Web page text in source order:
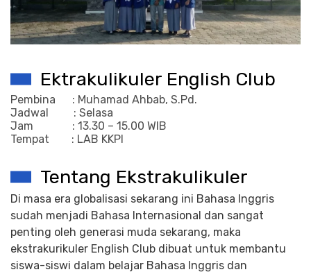
Ektrakulikuler English Club
Pembina : Muhamad Ahbab, S.Pd.
Jadwal : Selasa
Jam : 13.30 – 15.00 WIB
Tempat : LAB KKPI
Tentang Ekstrakulikuler
Di masa era globalisasi sekarang ini Bahasa Inggris
sudah menjadi Bahasa Internasional dan sangat
penting oleh generasi muda sekarang, maka
ekstrakurikuler English Club dibuat untuk membantu
siswa-siswi dalam belajar Bahasa Inggris dan